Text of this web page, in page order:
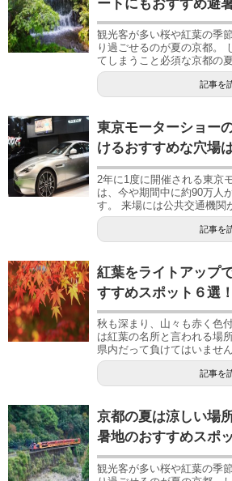
ートにもおすすめ避
観光客が多い桜や紅葉の季
り過ごせるのが夏の京都。
てしまうこと必須な京都の
記事を
東京モーターショー
けるおすすめな穴場
2年に1度に開催される東京
は、今や期間中に約90万人
す。 来場には公共交通機関
記事を
紅葉をライトアップ
すすめスポット６選
秋も深まり、山々も赤く色
は紅葉の名所と言われる場
県内だって負けてはいませ
記事を
京都の夏は涼しい場
暑地のおすすめスポ
観光客が多い桜や紅葉の季